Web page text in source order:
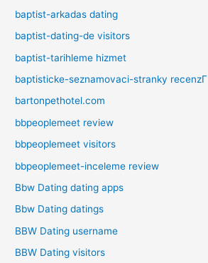
baptist-arkadas dating
baptist-dating-de visitors
baptist-tarihleme hizmet
baptisticke-seznamovaci-stranky recenzГ­
bartonpethotel.com
bbpeoplemeet review
bbpeoplemeet visitors
bbpeoplemeet-inceleme review
Bbw Dating dating apps
Bbw Dating datings
BBW Dating username
BBW Dating visitors